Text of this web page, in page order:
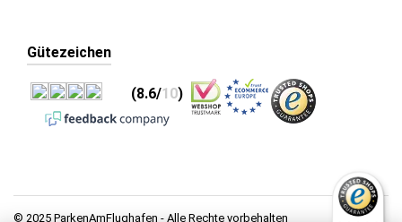
Gütezeichen
(8.6/10)
© 2025 ParkenAmFlughafen - Alle Rechte vorbehalten